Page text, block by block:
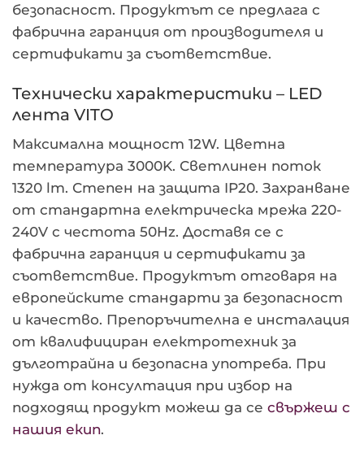
безопасност. Продуктът се предлага с
фабрична гаранция от производителя и
сертификати за съответствие.
Технически характеристики – LED
лента VITO
Максимална мощност 12W. Цветна
температура 3000K. Светлинен поток
1320 lm. Степен на защита IP20. Захранване
от стандартна електрическа мрежа 220-
240V с честота 50Hz. Доставя се с
фабрична гаранция и сертификати за
съответствие. Продуктът отговаря на
европейските стандарти за безопасност
и качество. Препоръчителна е инсталация
от квалифициран електротехник за
дълготрайна и безопасна употреба. При
нужда от консултация при избор на
подходящ продукт можеш да се свържеш с
нашия екип.